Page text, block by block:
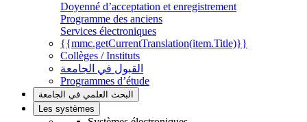
Doyenné d’acceptation et enregistrement
Programme des anciens
Services électroniques
{{mmc.getCurrentTranslation(item.Title)}}
Collèges / Instituts
القبول في الجامعة
Programmes d’étude
البحث العلمي في الجامعة
Les systèmes